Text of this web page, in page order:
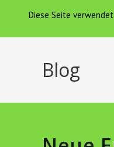
springen
Hof
Blog
Diese Seite